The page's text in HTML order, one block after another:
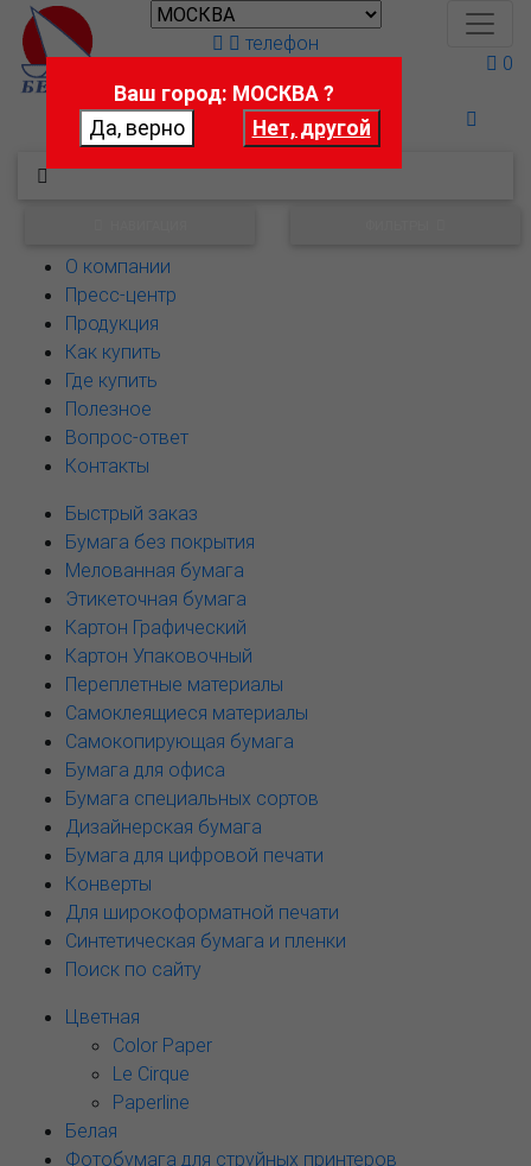
Поможем выбрать
телефон
0
О компании
Пресс-центр
Продукция
Как купить
Где купить
Полезное
Вопрос-ответ
Контакты
Быстрый заказ
Бумага без покрытия
Мелованная бумага
Этикеточная бумага
Картон Графический
Картон Упаковочный
Переплетные материалы
Самоклеящиеся материалы
Самокопирующая бумага
Бумага для офиса
Бумага специальных сортов
Дизайнерская бумага
Бумага для цифровой печати
Конверты
Для широкоформатной печати
Синтетическая бумага и пленки
Поиск по сайту
Цветная
Color Paper
Le Cirque
Paperline
Белая
Фотобумага для струйных принтеров
Ваш город: МОСКВА ?